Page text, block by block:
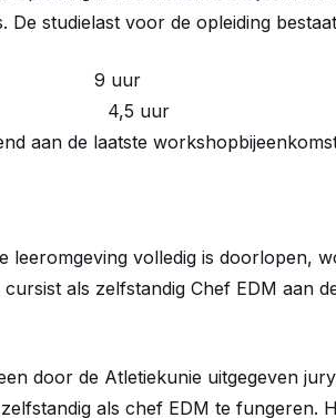
studielast voor de opleiding
9 uur
4,5 uur
aan de laatste
leeromgeving volledig is doorlopen,
als zelfstandig Chef EDM aan
door de Atletiekunie uitgegeven
als chef EDM te fungeren.